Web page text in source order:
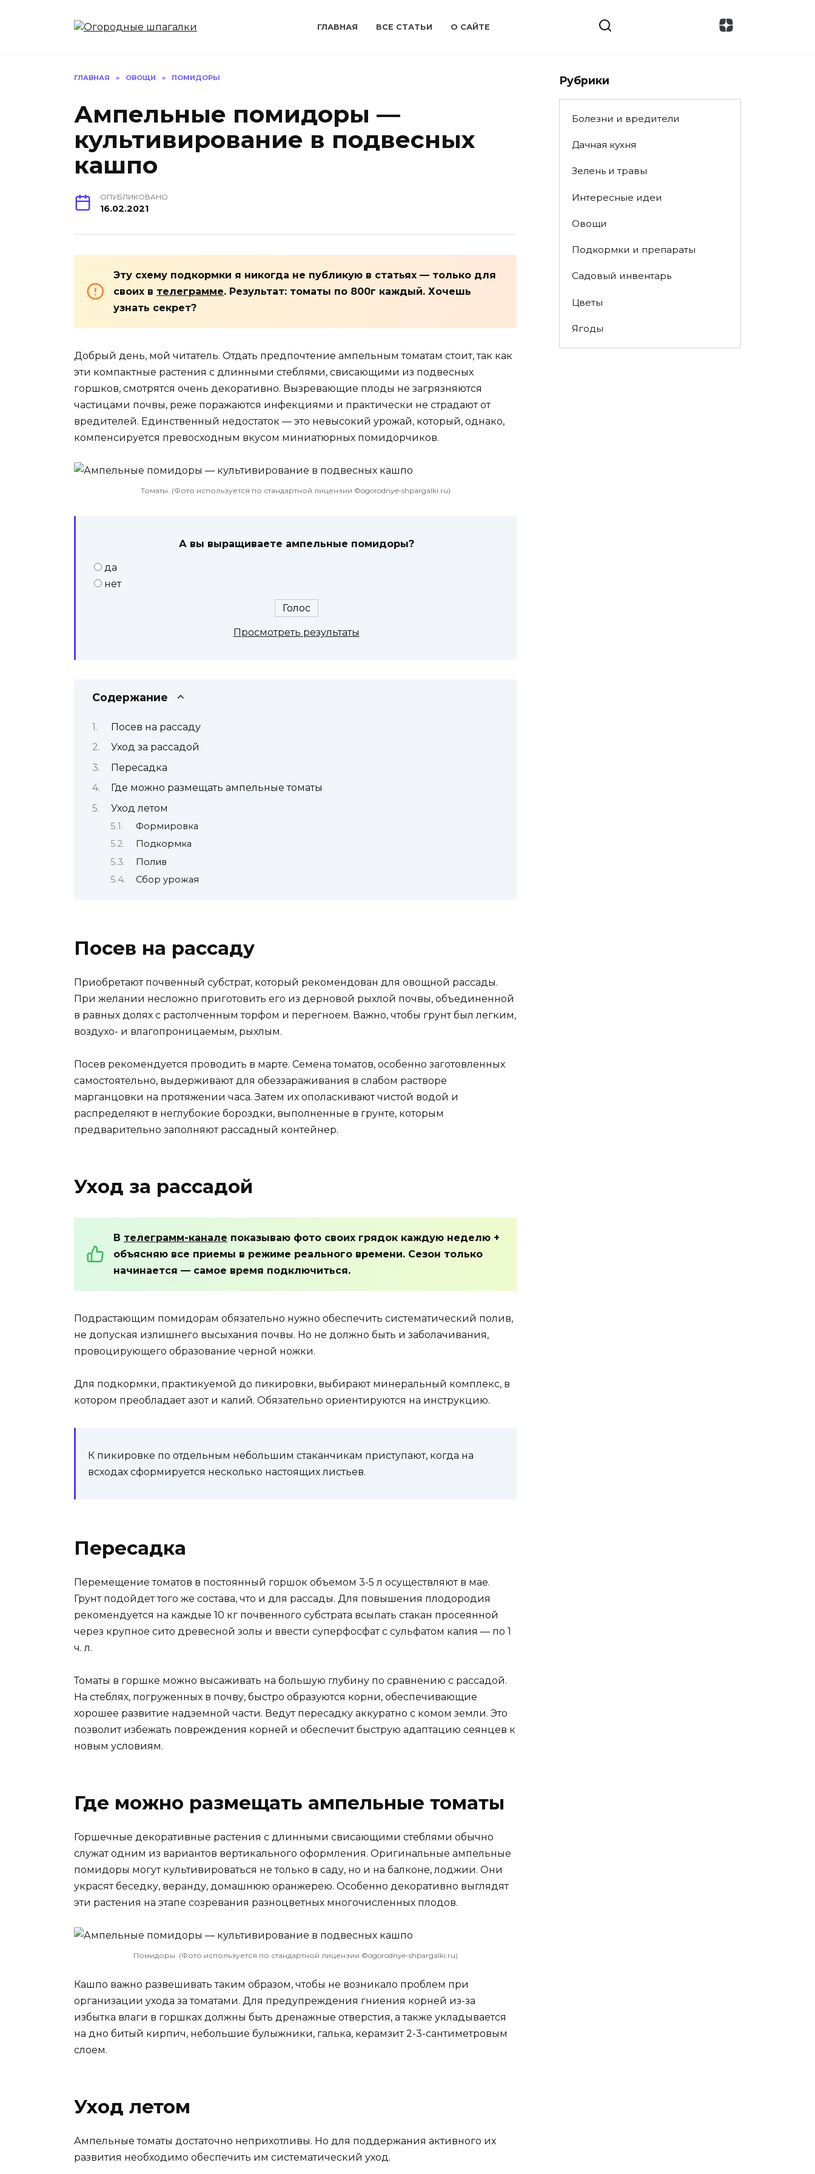
ГЛАВНАЯ ВСЕ СТАТЬИ О САЙТЕ
ГЛАВНАЯ » ОВОЩИ » ПОМИДОРЫ
Ампельные помидоры —
культивирование в подвесных
кашпо
ОПУБЛИКОВАНО
16.02.2021
Эту схему подкормки я никогда не публикую в статьях — только для
своих в телеграмме. Результат: томаты по 800г каждый. Хочешь
узнать секрет?
Добрый день, мой читатель. Отдать предпочтение ампельным томатам стоит, так как
эти компактные растения с длинными стеблями, свисающими из подвесных
горшков, смотрятся очень декоративно. Вызревающие плоды не загрязняются
частицами почвы, реже поражаются инфекциями и практически не страдают от
вредителей. Единственный недостаток — это невысокий урожай, который, однако,
компенсируется превосходным вкусом миниатюрных помидорчиков.
Томаты. (Фото используется по стандартной лицензии ©ogorodnye-shpargalki.ru)
А вы выращиваете ампельные помидоры?
да
нет
Просмотреть результаты
Содержание
Посев на рассаду
Уход за рассадой
Пересадка
Где можно размещать ампельные томаты
Уход летом
Формировка
Подкормка
Полив
Сбор урожая
Посев на рассаду
Приобретают почвенный субстрат, который рекомендован для овощной рассады.
При желании несложно приготовить его из дерновой рыхлой почвы, объединенной
в равных долях с растолченным торфом и перегноем. Важно, чтобы грунт был легким,
воздухо- и влагопроницаемым, рыхлым.
Посев рекомендуется проводить в марте. Семена томатов, особенно заготовленных
самостоятельно, выдерживают для обеззараживания в слабом растворе
марганцовки на протяжении часа. Затем их ополаскивают чистой водой и
распределяют в неглубокие бороздки, выполненные в грунте, которым
предварительно заполняют рассадный контейнер.
Уход за рассадой
В телеграмм-канале показываю фото своих грядок каждую неделю +
объясняю все приемы в режиме реального времени. Сезон только
начинается — самое время подключиться.
Подрастающим помидорам обязательно нужно обеспечить систематический полив,
не допуская излишнего высыхания почвы. Но не должно быть и заболачивания,
провоцирующего образование черной ножки.
Для подкормки, практикуемой до пикировки, выбирают минеральный комплекс, в
котором преобладает азот и калий. Обязательно ориентируются на инструкцию.
К пикировке по отдельным небольшим стаканчикам приступают, когда на
всходах сформируется несколько настоящих листьев.
Пересадка
Перемещение томатов в постоянный горшок объемом 3-5 л осуществляют в мае.
Грунт подойдет того же состава, что и для рассады. Для повышения плодородия
рекомендуется на каждые 10 кг почвенного субстрата всыпать стакан просеянной
через крупное сито древесной золы и ввести суперфосфат с сульфатом калия — по 1
ч. л.
Томаты в горшке можно высаживать на большую глубину по сравнению с рассадой.
На стеблях, погруженных в почву, быстро образуются корни, обеспечивающие
хорошее развитие надземной части. Ведут пересадку аккуратно с комом земли. Это
позволит избежать повреждения корней и обеспечит быструю адаптацию сеянцев к
новым условиям.
Где можно размещать ампельные томаты
Горшечные декоративные растения с длинными свисающими стеблями обычно
служат одним из вариантов вертикального оформления. Оригинальные ампельные
помидоры могут культивироваться не только в саду, но и на балконе, лоджии. Они
украсят беседку, веранду, домашнюю оранжерею. Особенно декоративно выглядят
эти растения на этапе созревания разноцветных многочисленных плодов.
Помидоры. (Фото используется по стандартной лицензии ©ogorodnye-shpargalki.ru)
Кашпо важно развешивать таким образом, чтобы не возникало проблем при
организации ухода за томатами. Для предупреждения гниения корней из-за
избытка влаги в горшках должны быть дренажные отверстия, а также укладывается
на дно битый кирпич, небольшие булыжники, галька, керамзит 2-3-сантиметровым
слоем.
Уход летом
Ампельные томаты достаточно неприхотливы. Но для поддержания активного их
развития необходимо обеспечить им систематический уход.
Рубрики
Болезни и вредители
Дачная кухня
Зелень и травы
Интересные идеи
Овощи
Подкормки и препараты
Садовый инвентарь
Цветы
Ягоды